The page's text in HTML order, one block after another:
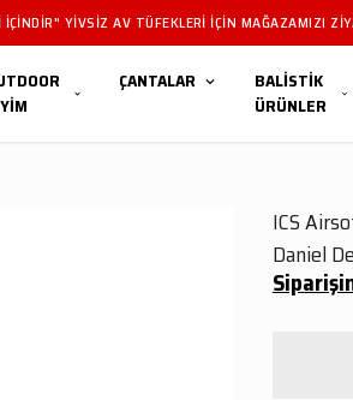
YIVSIZ AV TÜFEKLERI IÇIN MAĞAZAMIZI
ÇANTALAR
BALİSTİK
ÜRÜNLER
ICS
Daniel